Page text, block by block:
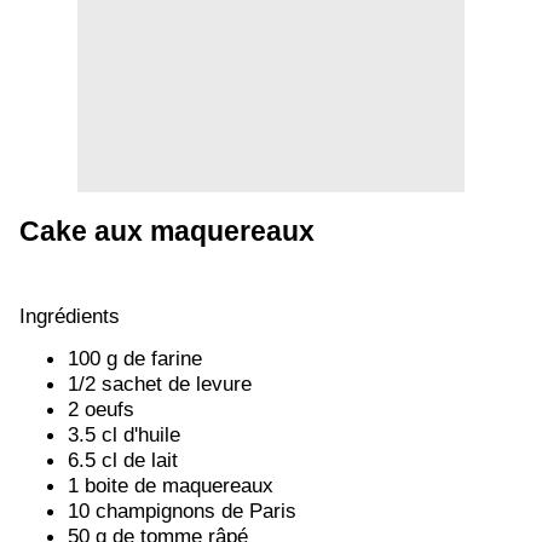
Cake aux maquereaux
Ingrédients
100 g de farine
1/2 sachet de levure
2 oeufs
3.5 cl d'huile
6.5 cl de lait
1 boite de maquereaux
10 champignons de Paris
50 g de tomme râpé